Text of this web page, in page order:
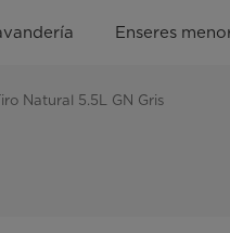
Enseres
Natural 5.5L GN Gris